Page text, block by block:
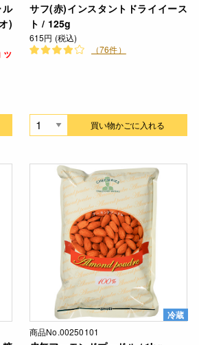
)
サフ(赤)インスタントドライイース
ト / 125g
615円 (税込)
（76件）
買い物かごに入れる
冷蔵
商品No.00250101